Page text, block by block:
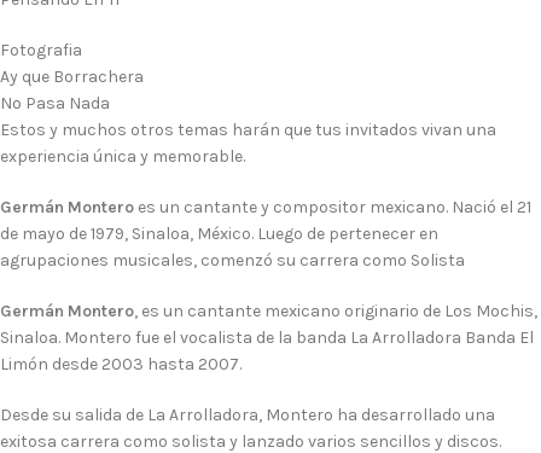
Fotografia
Ay que Borrachera
No Pasa Nada
Estos y muchos otros temas harán que tus invitados vivan una
experiencia única y memorable.
Germán Montero es un cantante y compositor mexicano. Nació el 21
de mayo de 1979, Sinaloa, México. Luego de pertenecer en
agrupaciones musicales, comenzó su carrera como Solista
Germán Montero, es un cantante mexicano originario de Los Mochis,
Sinaloa. Montero fue el vocalista de la banda La Arrolladora Banda El
Limón desde 2003 hasta 2007.
Desde su salida de La Arrolladora, Montero ha desarrollado una
exitosa carrera como solista y lanzado varios sencillos y discos.